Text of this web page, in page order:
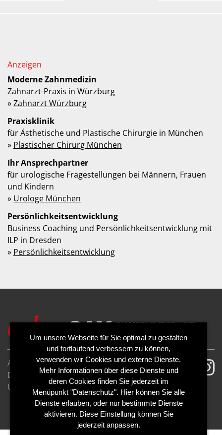
Moderne Zahnmedizin
Zahnarzt-Praxis in Würzburg
»Zahnarzt Würzburg
Praxisklinik
für Ästhetische und Plastische Chirurgie in München
» Plastischer Chirurg München
Ihr Ansprechpartner
für urologische Fragestellungen bei Männern, Frauen
und Kindern
» Urologe München
Persönlichkeitsentwicklung
Business Coaching und Persönlichkeitsentwicklung mit
ILP in Dresden
» Persönlichkeitsentwicklung
AGB
Impressum
Datenschutzerklärung
Cookies
Über uns
Kontakt
Mediadaten
Abo kündigen
Abo widerrufen
Um unsere Webseite für Sie optimal zu gestalten
und fortlaufend verbessern zu können,
verwenden wir Cookies und externe Dienste.
Mehr Informationen über diese Dienste und
deren Cookies finden Sie jederzeit im
Menüpunkt "Datenschutz". Hier können Sie alle
Dienste erlauben, oder nur bestimmte Dienste
aktivieren. Diese Einstellung können Sie
jederzeit anpassen.